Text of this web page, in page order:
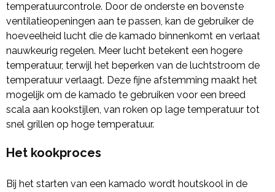
temperatuurcontrole. Door de onderste en bovenste
ventilatieopeningen aan te passen, kan de gebruiker de
hoeveelheid lucht die de kamado binnenkomt en verlaat
nauwkeurig regelen. Meer lucht betekent een hogere
temperatuur, terwijl het beperken van de luchtstroom de
temperatuur verlaagt. Deze fijne afstemming maakt het
mogelijk om de kamado te gebruiken voor een breed
scala aan kookstijlen, van roken op lage temperatuur tot
snel grillen op hoge temperatuur.
Het kookproces
Bij het starten van een kamado wordt houtskool in de